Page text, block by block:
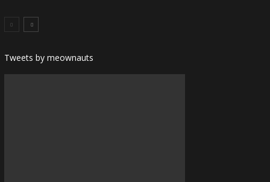
Tweets by meownauts